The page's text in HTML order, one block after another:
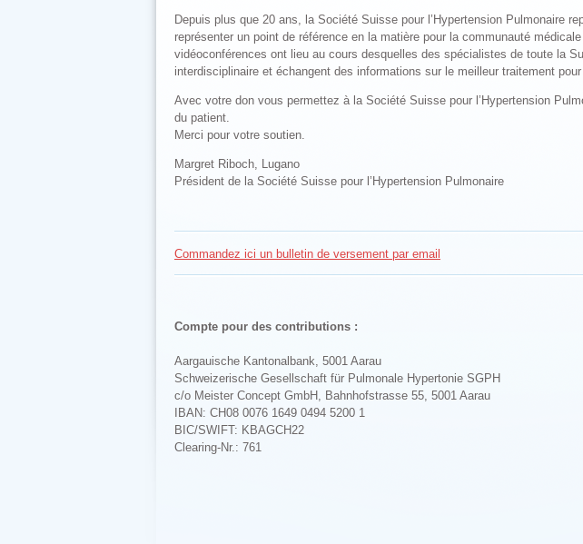
Depuis plus que 20 ans, la Société Suisse pour l’Hypertension Pulmonaire
représenter un point de référence en la matière pour la communauté
vidéoconférences ont lieu au cours desquelles des spécialistes de toute la
interdisciplinaire et échangent des informations sur le meilleur traitement
Avec votre don vous permettez à la Société Suisse pour l’Hypertension
du patient.
Merci pour votre soutien.
Margret Riboch, Lugano
Président de la Société Suisse pour l’Hypertension Pulmonaire
Commandez ici un bulletin de versement par email
Compte pour des contributions :
Aargauische Kantonalbank, 5001 Aarau
Schweizerische Gesellschaft für Pulmonale Hypertonie SGPH
c/o Meister Concept GmbH, Bahnhofstrasse 55, 5001 Aarau
IBAN: CH08 0076 1649 0494 5200 1
BIC/SWIFT: KBAGCH22
Clearing-Nr.: 761